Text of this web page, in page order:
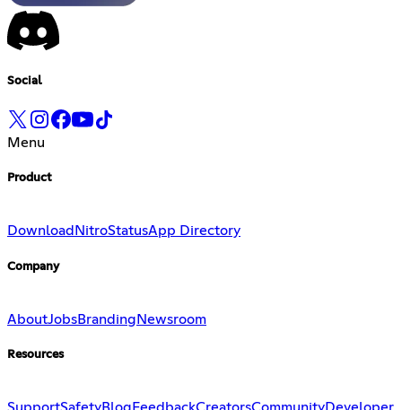
Social
Menu
Product
Download NitroStatusApp Directory
Company
AboutJobsBranding Newsroom
Resources